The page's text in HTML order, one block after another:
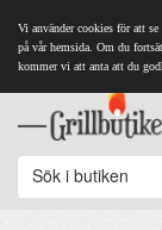
Vi använder cookies för att
på vår hemsida. Om du
kommer vi att anta att du